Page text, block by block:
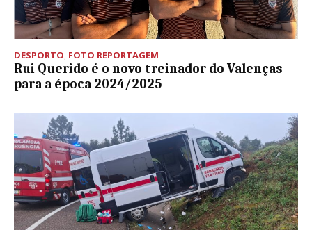
DESPORTO, FOTO REPORTAGEM
Rui Querido é o novo treinador do Valenças
para a época 2024/2025